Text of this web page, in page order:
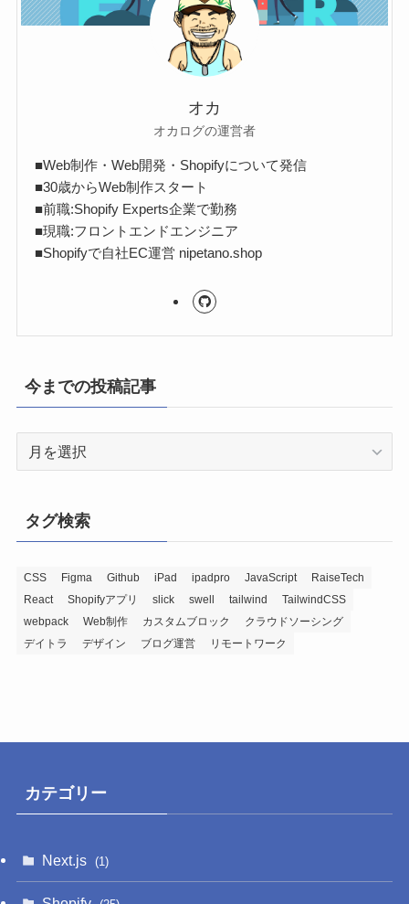
オカ
オカログの運営者
■Web制作・Web開発・Shopifyについて発信
■30歳からWeb制作スタート
■前職:Shopify Experts企業で勤務
■現職:フロントエンドエンジニア
■Shopifyで自社EC運営 nipetano.shop
今までの投稿記事
投
記
事
タグ検索
CSS Figma Github iPad ipadpro JavaScript
RaiseTech
React
Shopifyアプリ slick swell tailwind
TailwindCSS
webpack
Web制作 カスタムブロック
クラウドソーシング
デイトラ
デザイン ブログ運営 リモートワーク
カテゴリー
Next.js (1)